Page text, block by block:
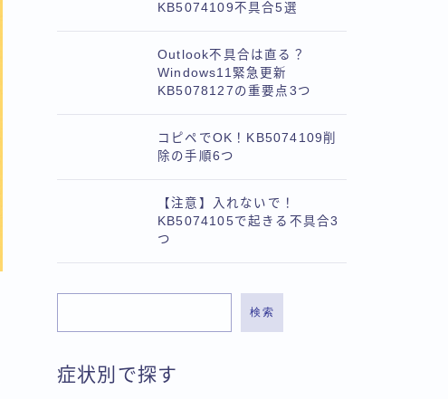
KB5074109不具合5選
Outlook不具合は直る？
Windows11緊急更新
KB5078127の重要点3つ
コピペでOK！KB5074109削
除の手順6つ
【注意】入れないで！
KB5074105で起きる不具合3
つ
検索
症状別で探す